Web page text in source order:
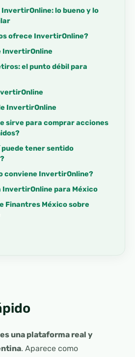
InvertirOnline: lo bueno y lo
ofrece InvertirOnline?
InvertirOnline
el punto débil para
InvertirOnline
sirve para comprar acciones
puede tener sentido
conviene InvertirOnline?
para México
Finantres México sobre
una plataforma real y
. Aparece como